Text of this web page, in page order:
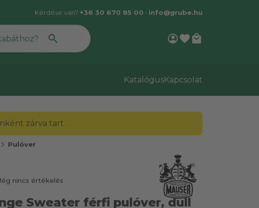
Kérdése van? +36 30 670 85 00 • info@grube.hu
account_circlefavorite local_mall
KatalógusKapcsolat
zárva tart.
chevron_right Pulóver
nincs értékelés
Sweater férfi pulóver, dull